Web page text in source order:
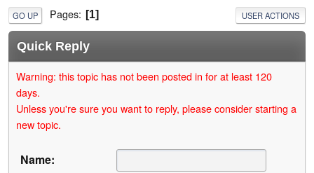
GO UP Pages 1 USER ACTIONS
Quick Reply
Warning: this topic has not been posted in for at least 120
days.
Unless you're sure you want to reply, please consider starting a
new topic.
Name: